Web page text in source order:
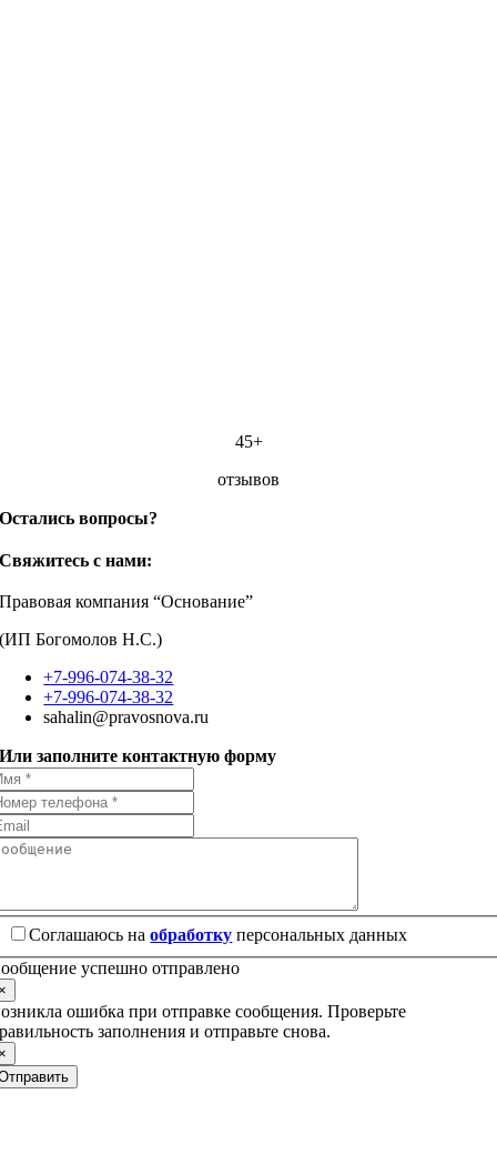
45+
отзывов
Остались вопросы?
Свяжитесь с нами:
Правовая компания “Основание”
(ИП Богомолов Н.С.)
+7-996-074-38-32
+7-996-074-38-32
sahalin@pravosnova.ru
Или заполните контактную форму
Соглашаюсь наобработку персональных данных
успешно отправлено
ошибка при отправке сообщения. Проверьте
заполнения и отправьте снова.